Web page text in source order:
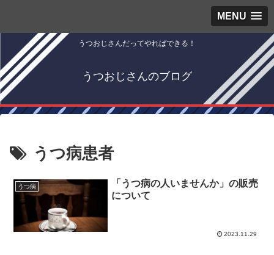
MENU
うつおじさんだってやればできる！
うつおじさんのブログ
うつ病患者
うつ病
「うつ病の人いませんか」の販売
について
2023.11.29